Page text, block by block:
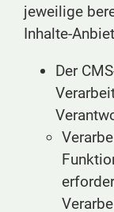
jeweilige
Inhalte-
Der